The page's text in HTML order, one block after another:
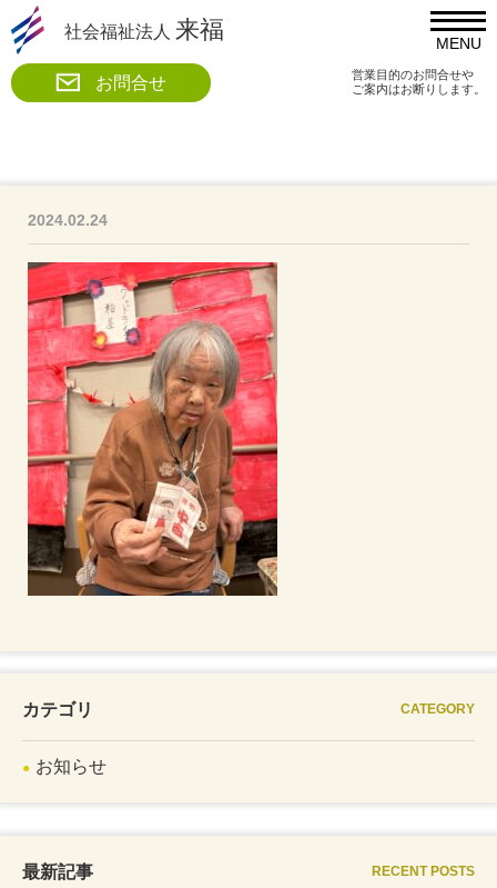
MENU
社会福祉法人 来福
お問合せ
営業目的のお問合せや
ご案内はお断りします。
2024.02.24
カテゴリ CATEGORY
お知らせ
最新記事 RECENT POSTS